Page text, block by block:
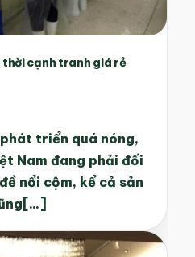
cạnh tranh giá rẻ
triển quá nóng,
Nam đang phải đối
nổi cộm, kể cả sản